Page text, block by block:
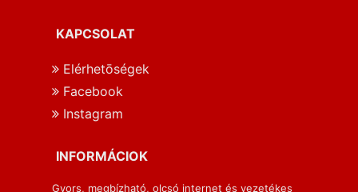
KAPCSOLAT
Elérhetōségek
Facebook
Instagram
INFORMÁCIOK
Gyors, megbízható, olcsó internet és vezetékes